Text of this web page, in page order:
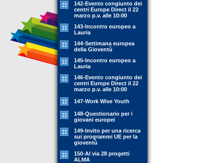
142-Evento congiunto dei
centri Europe Direct il 22
marzo p.v. alle 10:00
143-Incontro europeo a
Lauria
144-Settimana europea
della Gioventù
145-Incontro europeo a
Lauria
146-Evento congiunto dei
centri Europe Direct il 22
marzo p.v. alle 10:00
147-Work Wise Youth
148-Questionario per i
giovani europei
149-Invito per una ricerca
sui programmi UE per la
gioventù
150-Al via 28 progetti
ALMA